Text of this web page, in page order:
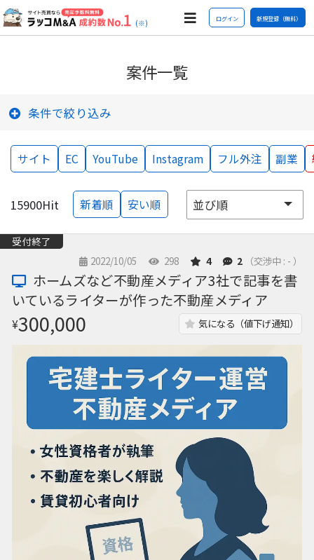
(※) ログイン 新規登録（無料）
案件一覧
条件で絞り込み
サイト EC YouTube Instagram フル外注 副業
15900Hit 新着順 安い順
受付終了
2022/10/05
298 4 2 （交渉中 : - ）
ホームズなど不動産メディア3社で記事を書
いているライターが作った不動産メディア
¥300,000 気になる（値下げ通知）